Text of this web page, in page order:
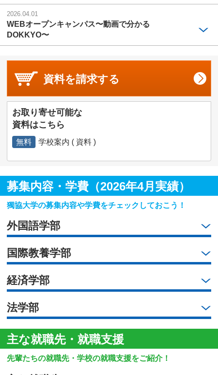
2026.04.01
WEBオープンキャンパス〜動画で分かる
DOKKYO〜
資料を請求する
お取り寄せ可能な
資料はこちら
無料 学校案内 ( 資料 )
募集内容・学費（2026年4月実績）
獨協大学の募集内容や学費をチェックしておこう！
外国語学部
国際教養学部
経済学部
法学部
主な就職先・就職支援
先輩たちの就職先・学校の就職支援をご紹介！